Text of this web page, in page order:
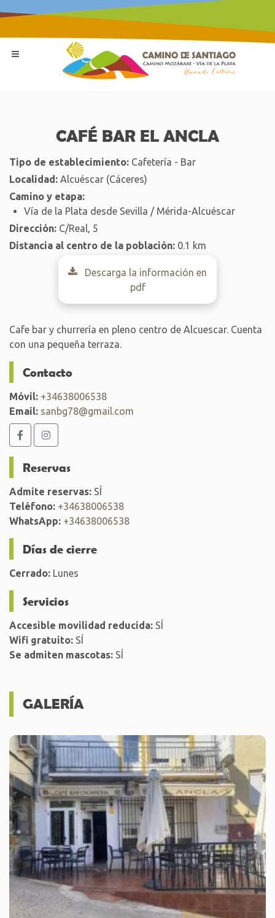
CAFÉ BAR EL ANCLA
Tipo de establecimiento: Cafetería - Bar
Localidad: Alcuéscar (Cáceres)
Camino y etapa:
Vía de la Plata desde Sevilla / Mérida-Alcuéscar
Dirección: C/Real, 5
Distancia al centro de la población: 0.1 km
Descarga la información en
pdf
Cafe bar y churrería en pleno centro de Alcuescar. Cuenta
con una pequeña terraza.
Contacto
Móvil: +34638006538
Email: sanbg78@gmail.com
Reservas
Admite reservas: SÍ
Teléfono: +34638006538
WhatsApp: +34638006538
Días de cierre
Cerrado: Lunes
Servicios
Accesible movilidad reducida: SÍ
Wifi gratuito: SÍ
Se admiten mascotas: SÍ
GALERÍA